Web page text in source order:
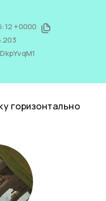
+0000
горизонтально